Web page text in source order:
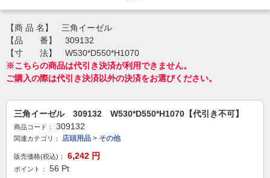
【商 品 名】 三角イーゼル
【品 番】 309132
【寸 法】 W530*D550*H1070
※こちらの商品は代引き決済が利用できません。
ご購入の際は代引き決済以外の決済をお選びください。
三角イーゼル 309132 W530*D550*H1070【代引き不可】
商品コード： 309132
関連カテゴリ： 店頭用品 > その他
販売価格(税込)： 6,242 円
ポイント： 56 Pt